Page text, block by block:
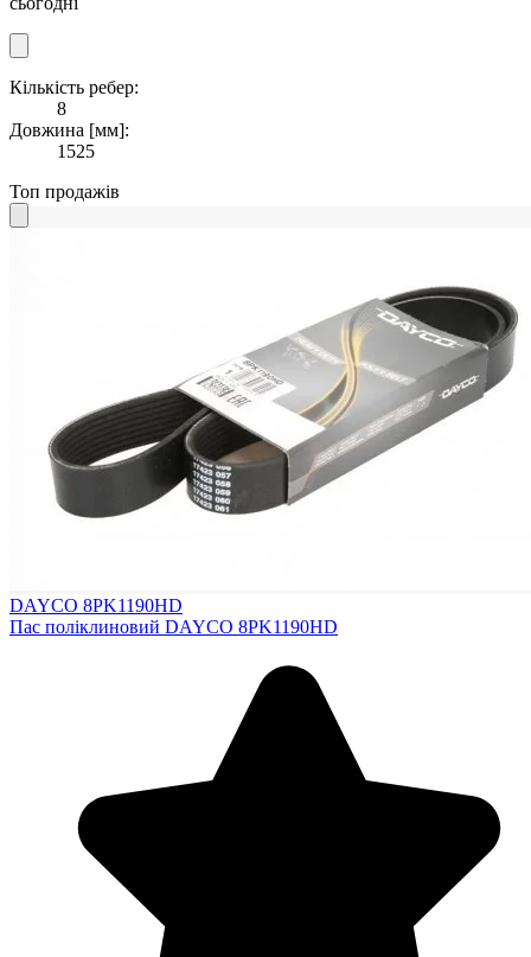
Кількість ребер:
8
Довжина [мм]:
1525
Топ продажів
DAYCO 8PK1190HD
Пас поліклиновий DAYCO 8PK1190HD